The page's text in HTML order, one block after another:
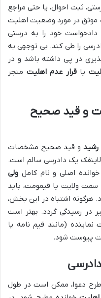
ثبت احوال، یا حتی مراجع
موثق در مورد وضعیت اهلیت
دادخواست خود را به درستی
را طی کند. بی توجهی به
در پی داشته باشد و در
یاقرار عدم اهلیت منجر
و قید صحیح
رشید و قید صحیح مشخصات
لاینفک یک دادرسی سالم است.
اصلی و نام کامل ولی
سمت ولایت یا قیمومت، باید
اشتباه در این بخش،
در رسیدگی گردد. بهتر است
(مانند قیم نامه یا
پیوست شود.
دعوا، ممکن است در طول